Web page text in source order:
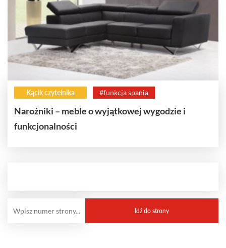
Kącik czytelnika #funkcja spania
Narożniki – meble o wyjątkowej wygodzie i
funkcjonalności